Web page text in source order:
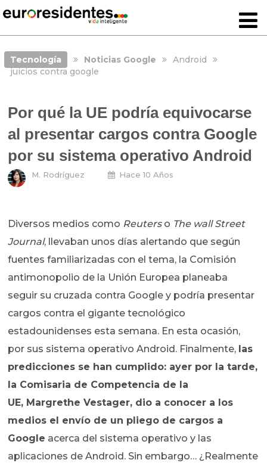
Tecnología Noticias Google
Android
juicios contra google
Por qué la UE podría equivocarse
al presentar cargos contra Google
por su sistema operativo Android
M. Rodríguez Hace 10 Años
Diversos medios como Reuterso The wall Street
Journal, llevaban unos días alertando que según
fuentes familiarizadas con el tema, la Comisión
antimonopolio de la Unión Europea planeaba
seguir su cruzada contra Google y podría presentar
cargos contra el gigante tecnológico
estadounidenses esta semana. En esta ocasión,
por sus sistema operativo Android. Finalmente, las
predicciones se han cumplido: ayer por la tarde,
la Comisaria de Competencia de la
UE, Margrethe Vestager, dio a conocer a los
medios el envío de un pliego de cargos a
Google acerca del sistema operativo y las
aplicaciones de Android. Sin embargo… ¿Realmente